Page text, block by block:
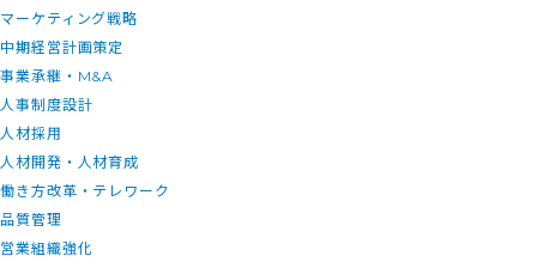
マーケティング戦略
中期経営計画策定
事業承継・M&A
人事制度設計
人材採用
人材開発・人材育成
働き方改革・テレワーク
品質管理
営業組織強化